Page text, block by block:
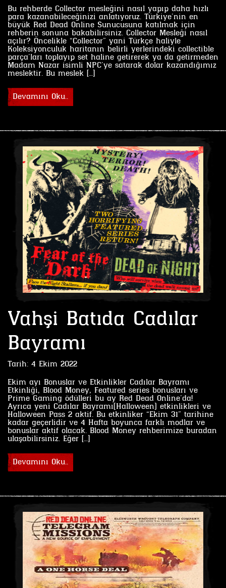
Bu rehberde Collector mesleğini nasıl yapıp daha hızlı
para kazanabileceğinizi anlatıyoruz. Türkiye’nin en
büyük Red Dead Online Sunucusuna katılmak için
rehberin sonuna bakabilirsiniz. Collector Mesleği nasıl
açılır? Öncelikle “Collector” yani Türkçe haliyle
Koleksiyonculuk haritanın belirli yerlerindeki collectible
parça’ları toplayıp set haline getirerek ya da getirmeden
Madam Nazar isimli NPC’ye satarak dolar kazandığımız
meslektir. Bu meslek […]
Devamını Oku..
Vahşi Batıda Cadılar
Bayramı
Tarih: 4 Ekim 2022
Ekim ayı Bonuslar ve Etkinlikler Cadılar Bayramı
Etkinliği, Blood Money, Featured series bonusları ve
Prime Gaming ödülleri bu ay Red Dead Online’da!
Ayrıca yeni Cadılar Bayramı(Halloween) etkinlikleri ve
Halloween Pass 2 aktif. Bu etkinliker “Ekim 31” tarihine
kadar geçerlidir ve 4 Hafta boyunca farklı modlar ve
bonuslar aktif olacak. Blood Money rehberimize buradan
ulaşabilirsiniz. Eğer […]
Devamını Oku..